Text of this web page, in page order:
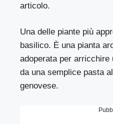
articolo.
Una delle piante più
basilico. È una pianta
adoperata per
da una semplice pasta
genovese.